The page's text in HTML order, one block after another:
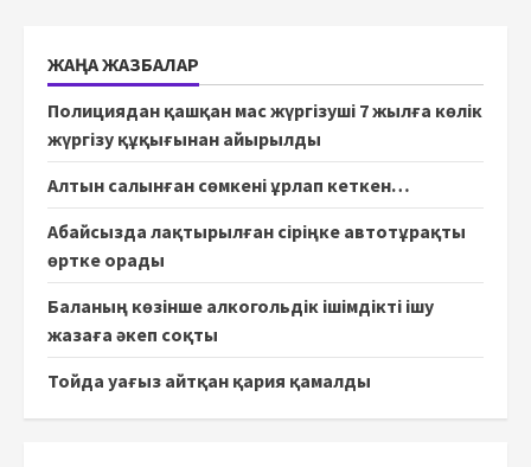
ЖАҢА ЖАЗБАЛАР
Полициядан қашқан мас жүргізуші 7 жылға көлік
жүргізу құқығынан айырылды
Алтын салынған сөмкені ұрлап кеткен…
Абайсызда лақтырылған сіріңке автотұрақты
өртке орады
Баланың көзінше алкогольдік ішімдікті ішу
жазаға әкеп соқты
Тойда уағыз айтқан қария қамалды